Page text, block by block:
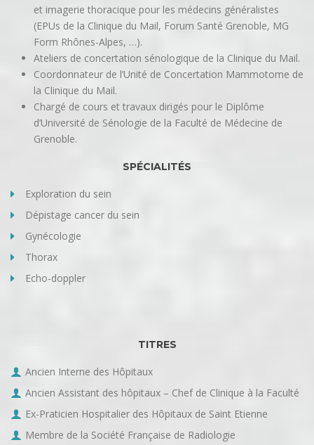
et imagerie thoracique pour les médecins généralistes
(EPUs de la Clinique du Mail, Forum Santé Grenoble, MG
Form Rhônes-Alpes, …).
Ateliers de concertation sénologique de la Clinique du Mail.
Coordonnateur de l’Unité de Concertation Mammotome de
la Clinique du Mail.
Chargé de cours et travaux dirigés pour le Diplôme
d’Université de Sénologie de la Faculté de Médecine de
Grenoble.
SPÉCIALITÉS
Exploration du sein
Dépistage cancer du sein
Gynécologie
Thorax
Echo-doppler
TITRES
Ancien Interne des Hôpitaux
Ancien Assistant des hôpitaux – Chef de Clinique à la Faculté
Ex-Praticien Hospitalier des Hôpitaux de Saint Etienne
Membre de la Société Française de Radiologie